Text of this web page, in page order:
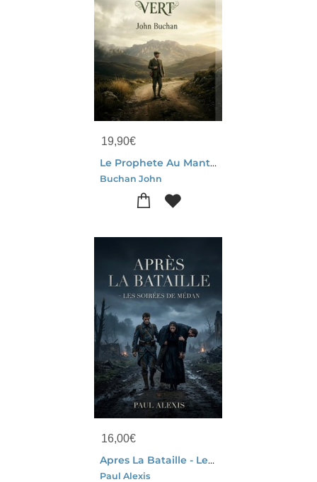
19,90€
Le Prophete Au Manteau Vert : Une Mission Secrete Au Coeur Des Intrigues De La Grande Guerre
Buchan John
16,00€
Apres La Bataille - Les Soirees De Medan : Une Poignante Description De La Guerre Franco Prussienne A Travers Le Recit D'un Soldat Blesse Et Secouru Par Une Veuve Endeuillee.
Paul Alexis